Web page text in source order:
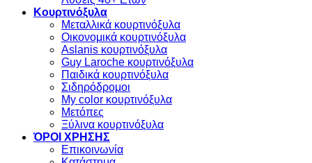
Κουρτινόξυλα
Μεταλλικά κουρτινόξυλα
Οικονομικά κουρτινόξυλα
Aslanis κουρτινόξυλα
Guy Laroche κουρτινόξυλα
Παιδικά κουρτινόξυλα
Σιδηρόδρομοι
My color κουρτινόξυλα
Μετόπες
Ξύλινα κουρτινόξυλα
ΌΡΟΙ ΧΡΗΣΗΣ
Επικοινωνία